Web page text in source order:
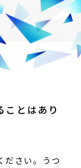
ことはあり
ださい。うつ